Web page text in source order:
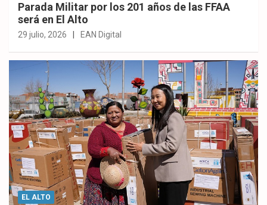
Parada Militar por los 201 años de las FFAA
será en El Alto
29 julio, 2026 EAN Digital
EL ALTO